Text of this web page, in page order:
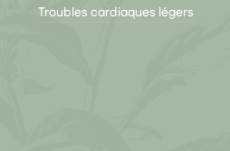
Troubles cardiaques légers